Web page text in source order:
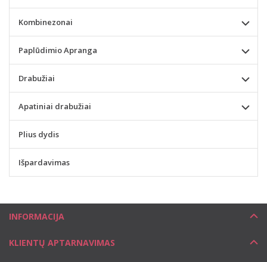
Kombinezonai
Paplūdimio Apranga
Drabužiai
Apatiniai drabužiai
Plius dydis
Išpardavimas
INFORMACIJA
KLIENTŲ APTARNAVIMAS